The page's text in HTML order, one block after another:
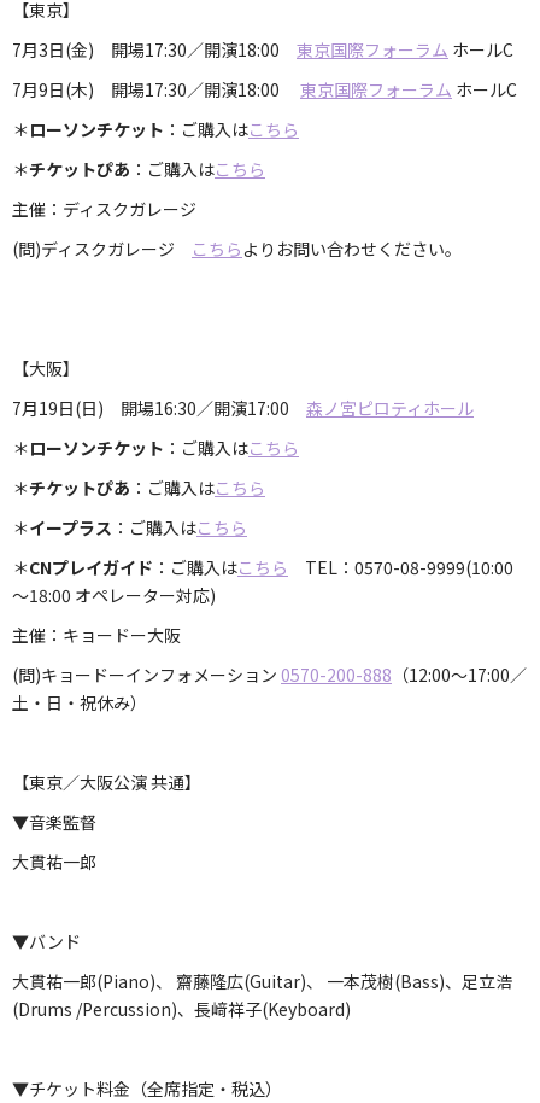
【東京】
7月3日(金) 開場17:30／開演18:00 東京国際フォーラム ホールC
7月9日(木) 開場17:30／開演18:00 東京国際フォーラム ホールC
＊ ローソンチケット ：ご購入はこちら
＊チケットぴあ ：ご購入はこちら
主催：ディスクガレージ
(問)ディスクガレージ こちら よりお問い合わせください。
【大阪】
7月19日(日) 開場16:30／開演17:00 森ノ宮ピロティホール
＊ ローソンチケット ：ご購入はこちら
＊チケットぴあ ：ご購入はこちら
＊イープラス ：ご購入はこちら
＊CNプレイガイド ：ご購入はこちら TEL：0570-08-9999(10:00
～18:00 オペレーター対応)
主催：キョードー大阪
(問)キョードーインフォメーション 0570-200-888 （12:00～17:00／
土・日・祝休み）
【東京／大阪公演 共通】
▼音楽監督
大貫祐一郎
▼バンド
大貫祐一郎(Piano)、 齋藤隆広(Guitar)、 一本茂樹(Bass)、足立浩
(Drums /Percussion)、長﨑祥子(Keyboard)
▼チケット料金（全席指定・税込）